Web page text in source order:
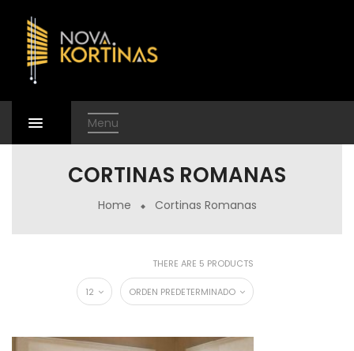
Menu
CORTINAS ROMANAS
Home Cortinas Romanas
THERE ARE 5 PRODUCTS
ORDEN PREDETERMINADO
12